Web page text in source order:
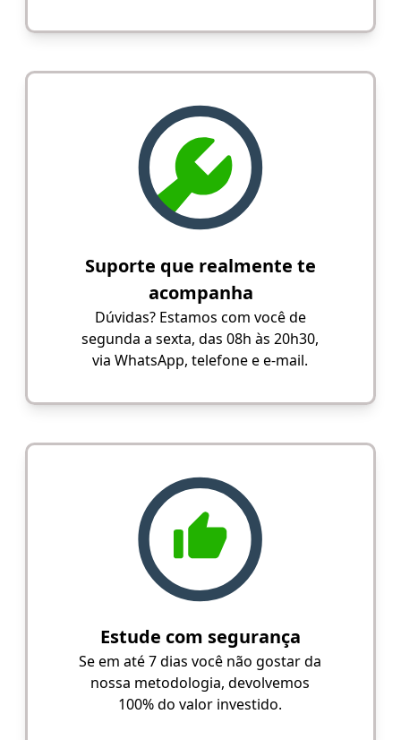
Suporte que realmente te
acompanha
Dúvidas? Estamos com você de
segunda a sexta, das 08h às 20h30,
via WhatsApp, telefone e e-mail.
Estude com segurança
Se em até 7 dias você não gostar da
nossa metodologia, devolvemos
100% do valor investido.